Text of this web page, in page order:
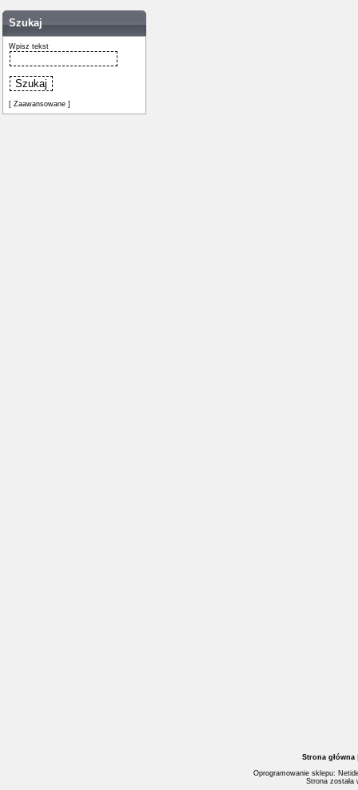
Szukaj
Wpisz tekst
[ Zaawansowane ]
Strona główna
Oprogramowanie sklepu:
Strona